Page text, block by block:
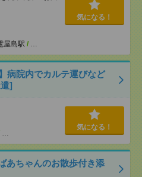
屋島駅 / …
気になる！
病院内でカルテ運びなど
]
…
気になる！
あちゃんのお散歩付き添